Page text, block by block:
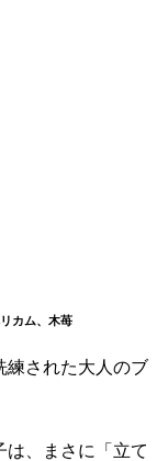
カム、木苺
練された大人のブ
は、まさに「立て